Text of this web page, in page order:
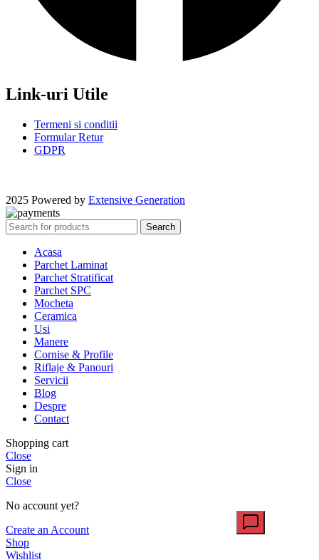
Link-uri Utile
Termeni si conditii
Formular Retur
GDPR
2025 Powered by Extensive Generation
Search
Acasa
Parchet Laminat
Parchet Stratificat
Parchet SPC
Mocheta
Ceramica
Usi
Manere
Cornise & Profile
Riflaje & Panouri
Servicii
Blog
Despre
Contact
Shopping cart
Close
Sign in
Close
No account yet?
Create an Account
Shop
Wishlist